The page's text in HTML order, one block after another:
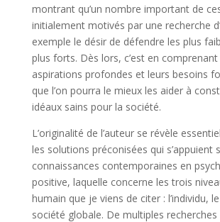
montrant qu’un nombre important de
initialement motivés par une recherche
exemple le désir de défendre les plus
plus forts. Dès lors, c’est en comprenant
aspirations profondes et leurs besoins
que l’on pourra le mieux les aider à
idéaux sains pour la société.
L’originalité de l’auteur se révèle
les solutions préconisées qui s’appuient
connaissances contemporaines en
positive, laquelle concerne les trois
humain que je viens de citer : l’individu,
société globale. De multiples